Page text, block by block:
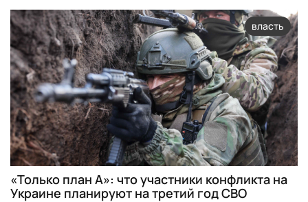
власть
«Только план А»: что участники конфликта на
Украине планируют на третий год СВО